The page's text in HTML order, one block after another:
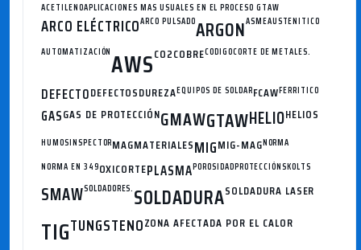
ACETILENOAPLICACIONES MAS USUALES EN EL PROCESO GTAW
ARCO ELÉCTRICOARCO PULSADOARGONASMEAUSTENITICO
AUTOMATIZACIÓNAWSCO2COBRECODIGOCORTE DE METALES.
DEFECTODEFECTOSDUREZAEQUIPOS DE SOLDARFCAWFERRITICO
GASGAS DE PROTECCIÓNGMAWGTAWHELIOHELIOS
HUMOSINSPECTORMAGMATERIALESMIGMIG-MAGNORMA
NORMA EN 349OXICORTEPLASMAPOROSIDADPROTECCIÓNSKOLTS
SMAWSOLDADORES.SOLDADURASOLDADURA LASER
TIGTUNGSTENOZONA AFECTADA POR EL CALOR